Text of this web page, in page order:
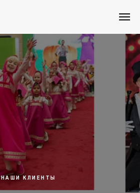
НАШИ КЛИЕНТЫ